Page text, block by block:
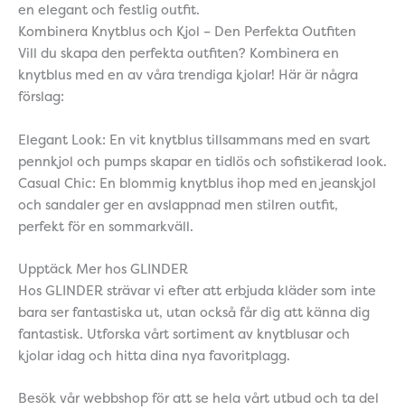
en elegant och festlig outfit.
Kombinera Knytblus och Kjol – Den Perfekta Outfiten
Vill du skapa den perfekta outfiten? Kombinera en
knytblus med en av våra trendiga kjolar! Här är några
förslag:
Elegant Look: En vit knytblus tillsammans med en svart
pennkjol och pumps skapar en tidlös och sofistikerad look.
Casual Chic: En blommig knytblus ihop med en jeanskjol
och sandaler ger en avslappnad men stilren outfit,
perfekt för en sommarkväll.
Upptäck Mer hos GLINDER
Hos GLINDER strävar vi efter att erbjuda kläder som inte
bara ser fantastiska ut, utan också får dig att känna dig
fantastisk. Utforska vårt sortiment av knytblusar och
kjolar idag och hitta dina nya favoritplagg.
Besök vår webbshop för att se hela vårt utbud och ta del